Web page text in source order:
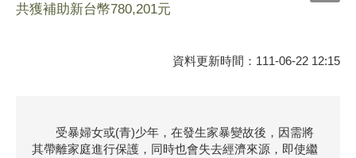
共獲補助新台幣780,201元
資料更新時間：111-06-22 12:15
受暴婦女或(青)少年，在發生家暴變故後，因需將
其帶離家庭進行保護，同時也會失去經濟來源，即使繼